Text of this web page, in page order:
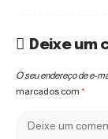
Deixe um
O seu endereço de e-
marcados com *